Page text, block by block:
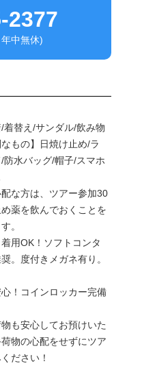
2377
中無休)
/着替え/サンダル/飲み物
なもの】日焼け止め/ラ
防水バッグ/帽子/スマホ
な方は、ツアー参加30
薬を飲んでおくことを
。
用OK！ソフトコンタ
。度付きメガネ有り。
！コインロッカー完備
も安心してお預けいた
物の心配をせずにツア
ださい！